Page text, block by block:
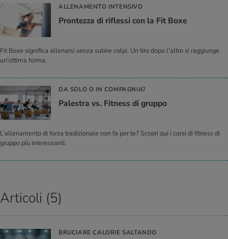
ALLENAMENTO INTENSIVO
Pron­tez­za di ri­fles­si con la Fit Boxe
Fit Boxe significa allenarsi senza subire colpi. Un tiro dopo l'altro si raggiunge
un'ottima forma.
DA SOLO O IN COMPAGNIA?
Pa­le­stra vs. Fit­ness di grup­po
L’allenamento di forza tradizionale non fa per te? Scopri qui i corsi di fitness di
gruppo più interessanti.
Articoli (5)
BRUCIARE CALORIE SALTANDO